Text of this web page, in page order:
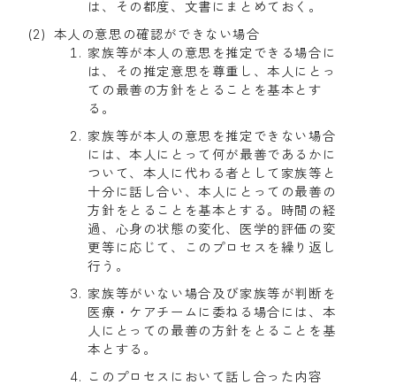
は、その都度、文書にまとめておく。
本人の意思の確認ができない場合
家族等が本人の意思を推定できる場合に
は、その推定意思を尊重し、本人にとっ
ての最善の方針をとることを基本とす
る。
家族等が本人の意思を推定できない場合
には、本人にとって何が最善であるかに
ついて、本人に代わる者として家族等と
十分に話し合い、本人にとっての最善の
方針をとることを基本とする。時間の経
過、心身の状態の変化、医学的評価の変
更等に応じて、このプロセスを繰り返し
行う。
家族等がいない場合及び家族等が判断を
医療・ケアチームに委ねる場合には、本
人にとっての最善の方針をとることを基
本とする。
このプロセスにおいて話し合った内容